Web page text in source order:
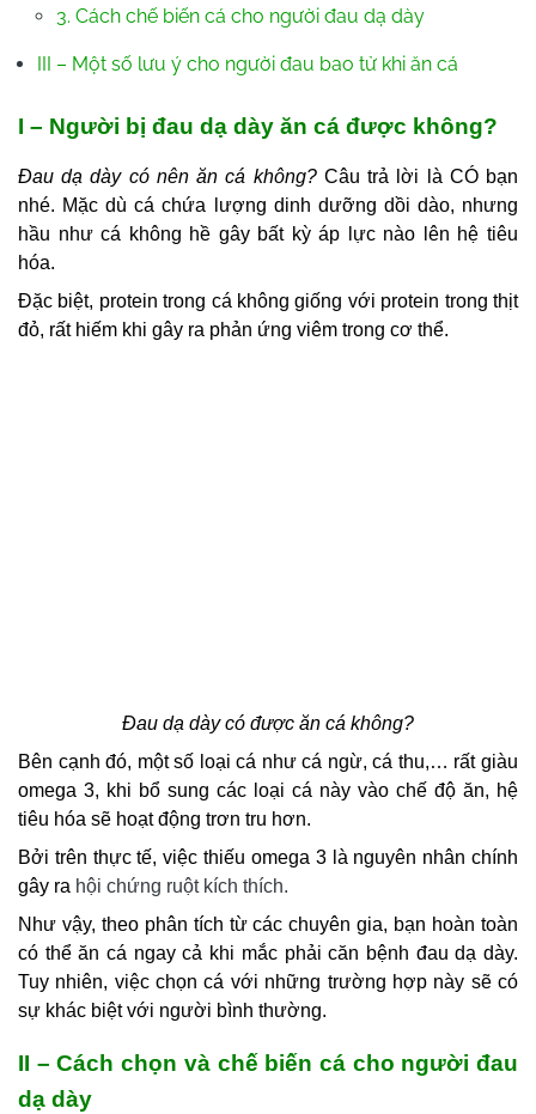
3. Cách chế biến cá cho người đau dạ dày
III – Một số lưu ý cho người đau bao tử khi ăn cá
I – Người bị đau dạ dày ăn cá được không?
Đau dạ dày có nên ăn cá không?Câu trả lời là CÓ bạn
nhé. Mặc dù cá chứa lượng dinh dưỡng dồi dào, nhưng
hầu như cá không hề gây bất kỳ áp lực nào lên hệ tiêu
hóa.
Đặc biệt, protein trong cá không giống với protein trong thịt
đỏ, rất hiếm khi gây ra phản ứng viêm trong cơ thể.
Đau dạ dày có được ăn cá không?
Bên cạnh đó, một số loại cá như cá ngừ, cá thu,… rất giàu
omega 3, khi bổ sung các loại cá này vào chế độ ăn, hệ
tiêu hóa sẽ hoạt động trơn tru hơn.
Bởi trên thực tế, việc thiếu omega 3 là nguyên nhân chính
gây ra hội chứng ruột kích thích.
Như vậy, theo phân tích từ các chuyên gia, bạn hoàn toàn
có thể ăn cá ngay cả khi mắc phải căn bệnh đau dạ dày.
Tuy nhiên, việc chọn cá với những trường hợp này sẽ có
sự khác biệt với người bình thường.
II – Cách chọn và chế biến cá cho người đau
dạ dày